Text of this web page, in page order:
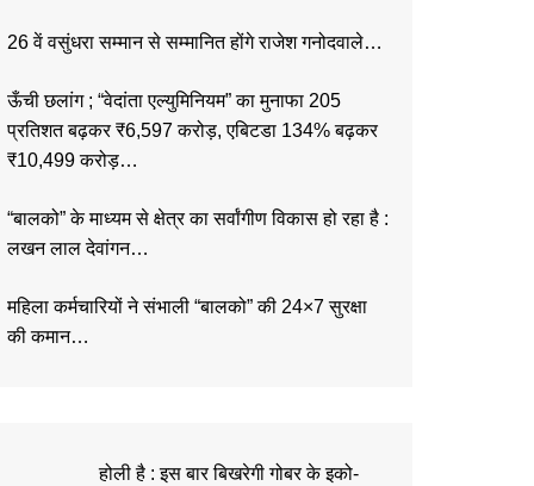
26 वें वसुंधरा सम्मान से सम्मानित होंगे राजेश गनोदवाले…
ऊँची छलांग ; “वेदांता एल्युमिनियम” का मुनाफा 205
प्रतिशत बढ़कर ₹6,597 करोड़, एबिटडा 134% बढ़कर
₹10,499 करोड़…
“बालको” के माध्यम से क्षेत्र का सर्वांगीण विकास हो रहा है :
लखन लाल देवांगन…
महिला कर्मचारियों ने संभाली “बालको” की 24×7 सुरक्षा
की कमान…
होली है : इस बार बिखरेगी गोबर के इको-